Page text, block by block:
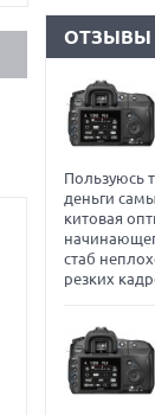
ОТЗЫВЫ
Пользуюсь
деньги
китовая
стаб
резких